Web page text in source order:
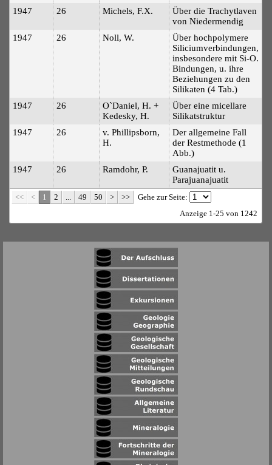
1947
26 Michels, F.X.
Über die Trachytlaven
von Niedermendig
1947
26 Noll, W.
Über hochpolymere
Siliciumverbindungen,
insbesondere mit Si-O.
Bindungen, u. ihre
Beziehungen zu den
Silikaten (4 Tab.)
1947
26
O`Daniel, H. +
Kedesky, H.
Über eine micellare
Silikatstruktur
1947
26
v. Phillipsborn,
H.
Der allgemeine Fall
der Restmethode (1
Abb.)
1947
26 Ramdohr, P.
Guanajuatit u.
Parajuanajuatit
<< < 1 2 ... 49 50 > >>
Gehe zur Seite:
Anzeige 1-25 von 1242